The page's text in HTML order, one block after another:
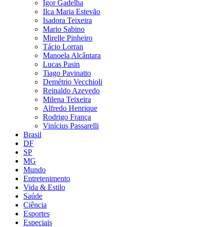
Igor Gadelha
Ilca Maria Estevão
Isadora Teixeira
Mario Sabino
Mirelle Pinheiro
Tácio Lorran
Manoela Alcântara
Lucas Pasin
Tiago Pavinatto
Demétrio Vecchioli
Reinaldo Azevedo
Milena Teixeira
Alfredo Henrique
Rodrigo França
Vinícius Passarelli
Brasil
DF
SP
MG
Mundo
Entretenimento
Vida & Estilo
Saúde
Ciência
Esportes
Especiais